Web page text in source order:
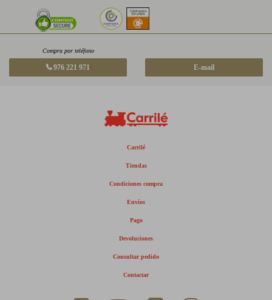
Compra por teléfono
976 221 971 E-mail
Carrilé
Tiendas
Condiciones compra
Envíos
Pago
Devoluciones
Consultar pedido
Contactar